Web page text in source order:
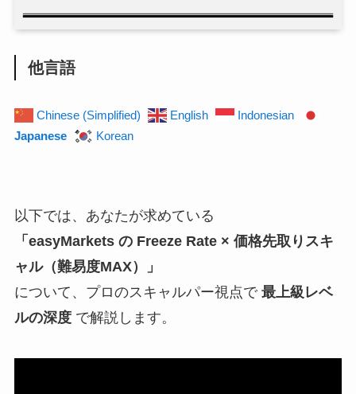
他言語
Chinese (Simplified) English
Indonesian
Japanese
Korean
以下では、あなたが求めている
「easyMarkets の Freeze Rate × 価格先取りスキ
ャル（難易度MAX）」
について、プロのスキャルパー視点で 最上級レベ
ルの深度で解説します。